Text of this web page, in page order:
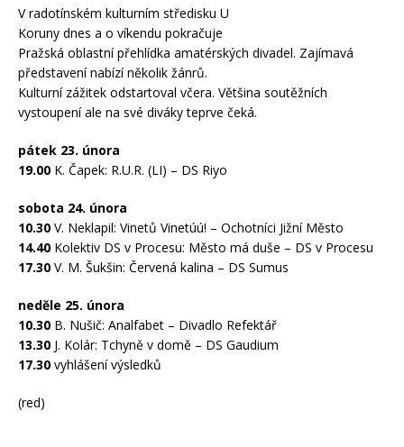
V radotínském kulturním středisku U
Koruny dnes a o víkendu pokračuje
Pražská oblastní přehlídka amatérských divadel. Zajímavá
představení nabízí několik žánrů.
Kulturní zážitek odstartoval včera. Většina soutěžních
vystoupení ale na své diváky teprve čeká.
pátek 23. února
19.00 K. Čapek: R.U.R. (LI) – DS Riyo
sobota 24. února
10.30 V. Neklapil: Vinetů Vinetúú! – Ochotníci Jižní Město
14.40 Kolektiv DS v Procesu: Město má duše – DS v Procesu
17.30 V. M. Šukšin: Červená kalina – DS Sumus
neděle 25. února
10.30 B. Nušič: Analfabet – Divadlo Refektář
13.30 J. Kolár: Tchyně v domě – DS Gaudium
17.30 vyhlášení výsledků
(red)